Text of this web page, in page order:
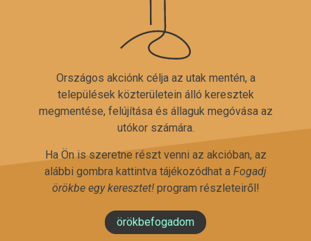
Országos akciónk célja az utak mentén, a
települések közterületein álló keresztek
megmentése, felújítása és állaguk megóvása az
utókor számára.
Ha Ön is szeretne részt venni az akcióban, az
alábbi gombra kattintva tájékozódhat a Fogadj
örökbe egy keresztet!program részleteiről!
örökbefogadom